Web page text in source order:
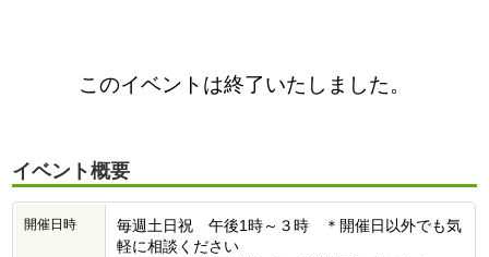
このイベントは終了いたしました。
イベント概要
開催日時
毎週土日祝 午後1時～３時 ＊開催日以外でも気
軽に相談ください